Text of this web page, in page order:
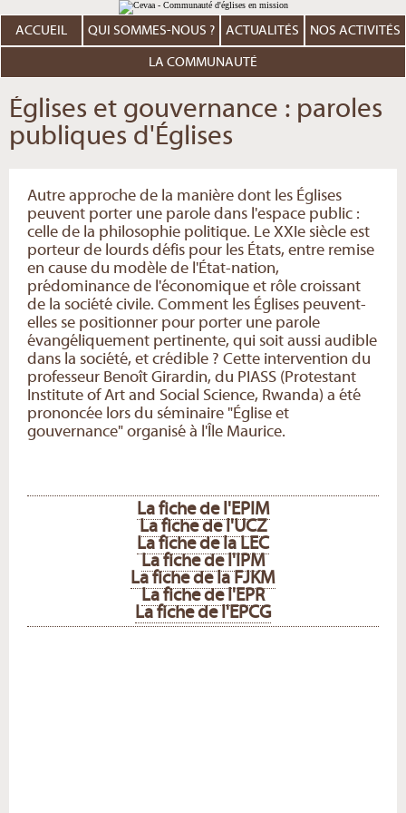
au
contenu.
Aller
personnels
ACCUEIL QUI SOMMES-NOUS ? ACTUALITÉS NOS ACTIVITÉS
LA COMMUNAUTÉ
Églises et gouvernance : paroles
publiques d'Églises
Autre approche de la manière dont les Églises
peuvent porter une parole dans l'espace public :
celle de la philosophie politique. Le XXIe siècle est
porteur de lourds défis pour les États, entre remise
en cause du modèle de l'État-nation,
prédominance de l'économique et rôle croissant
de la société civile. Comment les Églises peuvent-
elles se positionner pour porter une parole
évangéliquement pertinente, qui soit aussi audible
dans la société, et crédible ? Cette intervention du
professeur Benoît Girardin, du PIASS (Protestant
Institute of Art and Social Science, Rwanda) a été
prononcée lors du séminaire "Église et
gouvernance" organisé à l'Île Maurice.
La fiche de l'EPIM
La fiche de l'UCZ
La fiche de la LEC
La fiche de l'IPM
La fiche de la FJKM
La fiche de l'EPR
La fiche de l'EPCG